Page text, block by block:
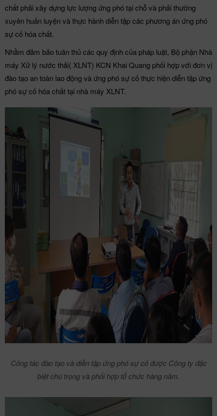
chất phải xây dựng lực lượng ứng phó tại chỗ và phải thường
xuyên huấn luyện và thực hành diễn tập các phương án ứng phó
sự cố hóa chất.
Nhằm đảm bảo tuân thủ các quy định của pháp luật, Bộ phận Nhà
máy Xử lý nước thải( XLNT) KCN Khai Quang phối hợp với đơn vị
đào tạo an toàn lao động và ứng phó sự cố thực hiện diễn tập ứng
phó sự cố hóa chất tại nhà máy XLNT.
Công tác đào tạo và diễn tập ứng phó sự cố được Công ty đặc
biệt chú trọng và phối hợp tổ chức hàng năm.